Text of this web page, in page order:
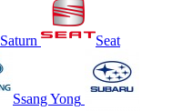
Saturn Seat
Ssang Yong